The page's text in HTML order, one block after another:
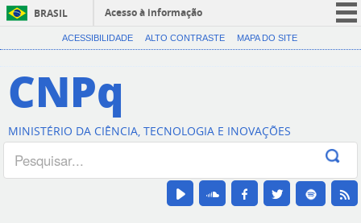
BRASIL
Acesso à informação
CORONAVÍRUS (COVID-19)
Canais
ACESSIBILIDADE ALTO CONTRASTE MAPA DO SITE
CNPq
MINISTÉRIO DA CIÊNCIA, TECNOLOGIA E INOVAÇÕES